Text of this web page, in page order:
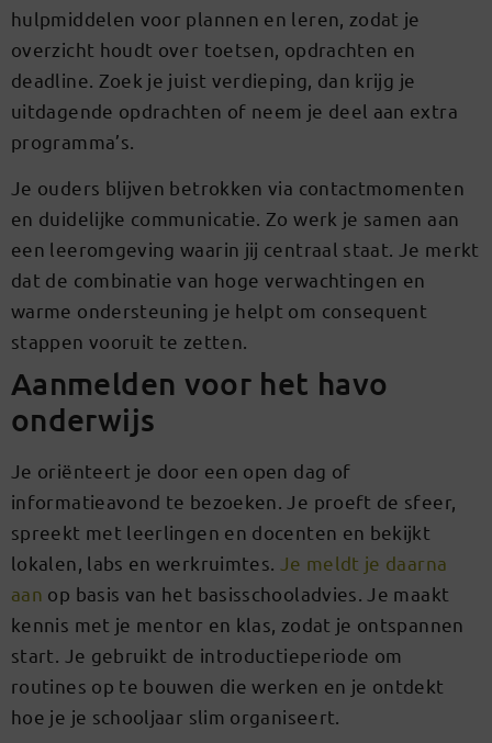
hulpmiddelen voor plannen en leren, zodat je
overzicht houdt over toetsen, opdrachten en
deadline. Zoek je juist verdieping, dan krijg je
uitdagende opdrachten of neem je deel aan extra
programma’s.
Je ouders blijven betrokken via contactmomenten
en duidelijke communicatie. Zo werk je samen aan
een leeromgeving waarin jij centraal staat. Je merkt
dat de combinatie van hoge verwachtingen en
warme ondersteuning je helpt om consequent
stappen vooruit te zetten.
Aanmelden voor het havo
onderwijs
Je oriënteert je door een open dag of
informatieavond te bezoeken. Je proeft de sfeer,
spreekt met leerlingen en docenten en bekijkt
lokalen, labs en werkruimtes.
Je meldt je daarna
aan op basis van het basisschooladvies. Je maakt
kennis met je mentor en klas, zodat je ontspannen
start. Je gebruikt de introductieperiode om
routines op te bouwen die werken en je ontdekt
hoe je je schooljaar slim organiseert.